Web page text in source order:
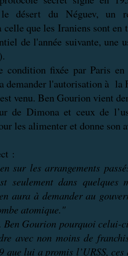
désert du Néguev, un
que les Iraniens sont en
de l'année suivante, une
condition fixée par Paris
demander l'autorisation à la
venu. Ben Gourion vient
de Dimona et ceux de
les alimenter et donne son
:
sur les arrangements
seulement dans quelques
aura à demander au
atomique."
Gourion pourquoi celui-
avec non moins de
lui a promis l’URSS, ces